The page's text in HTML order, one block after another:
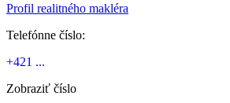
Profil realitného makléra
Telefónne číslo:
+421 ...
Zobraziť číslo